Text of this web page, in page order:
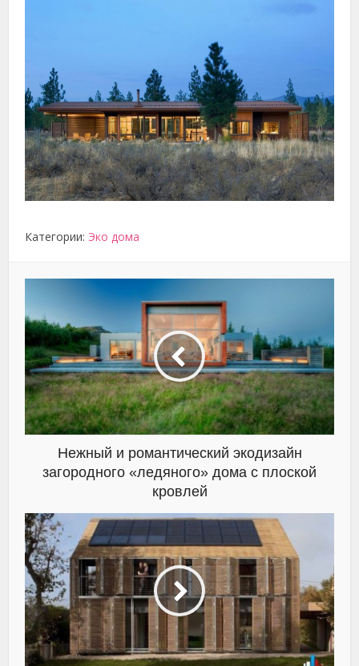
Категории: Эко дома
Нежный и романтический экодизайн
загородного «ледяного» дома с плоской
кровлей